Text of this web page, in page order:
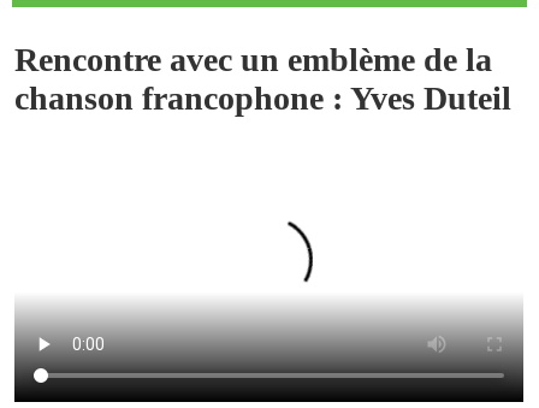
Rencontre avec un emblème de la
chanson francophone : Yves Duteil